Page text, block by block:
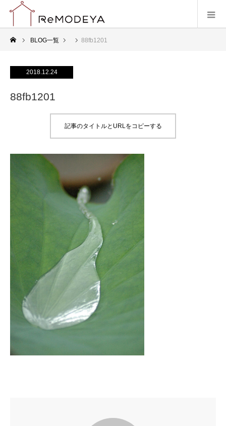
BLOG一覧 88fb1201
2018.12.24
88fb1201
記事のタイトルとURLをコピーする